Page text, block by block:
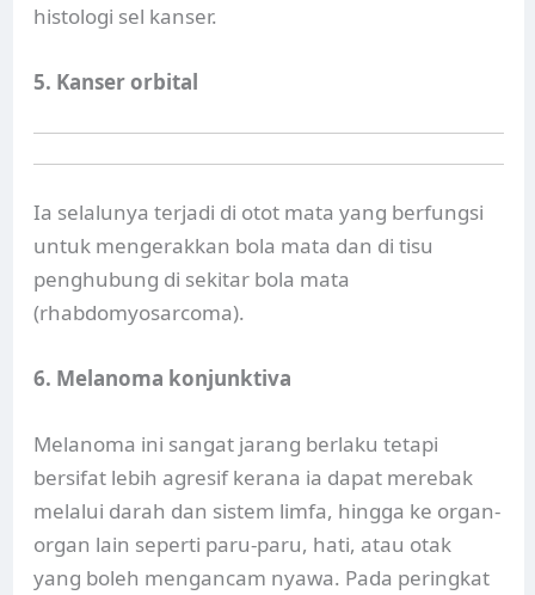
histologi sel kanser.
5. Kanser orbital
Ia selalunya terjadi di otot mata yang berfungsi
untuk mengerakkan bola mata dan di tisu
penghubung di sekitar bola mata
(rhabdomyosarcoma).
6. Melanoma konjunktiva
Melanoma ini sangat jarang berlaku tetapi
bersifat lebih agresif kerana ia dapat merebak
melalui darah dan sistem limfa, hingga ke organ-
organ lain seperti paru-paru, hati, atau otak
yang boleh mengancam nyawa. Pada peringkat